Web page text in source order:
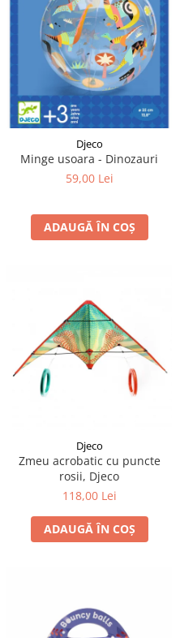
Djeco
Minge usoara - Dinozauri
59,00 Lei
ADAUGĂ ÎN COȘ
Djeco
Zmeu acrobatic cu puncte
rosii, Djeco
118,00 Lei
ADAUGĂ ÎN COȘ